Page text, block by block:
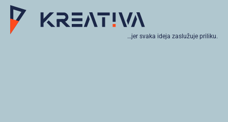
…jer svaka ideja zaslužuje priliku.